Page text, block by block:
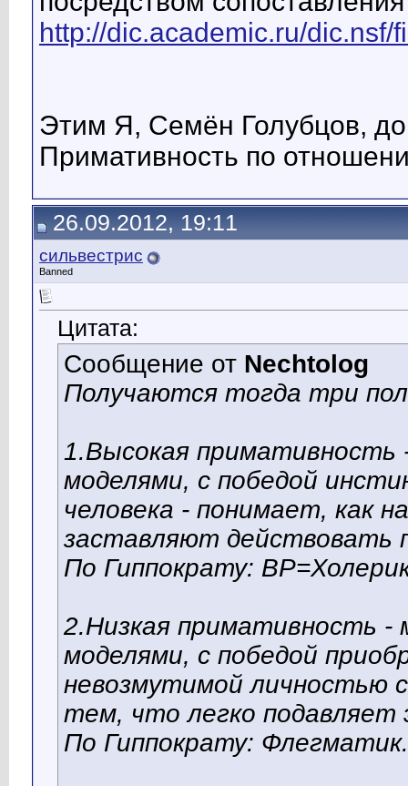
http://dic.academic.ru/dic.nsf/
Этим Я, Семён Голубцов,
Примативность по
26.09.2012, 19:11
сильвестрис
Banned
Цитата:
Сообщение от Nechtolog
Получаются тогда три
1.Высокая примативность
моделями, с победой
человека - понимает, как
заставляют действовать
По Гиппократу:
2.Низкая примативность -
моделями, с победой
невозмутимой личностью
тем, что легко подавляет
По Гиппократу: Флегматик.